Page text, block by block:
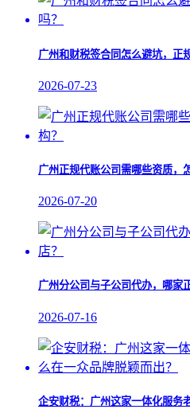
广州和财税签合同怎么避坑，正
2026-07-23
广州正规代账公司需哪些资质，
2026-07-20
广州分公司与子公司代办，哪家
2026-07-16
企安财税：广州这家一体化服务